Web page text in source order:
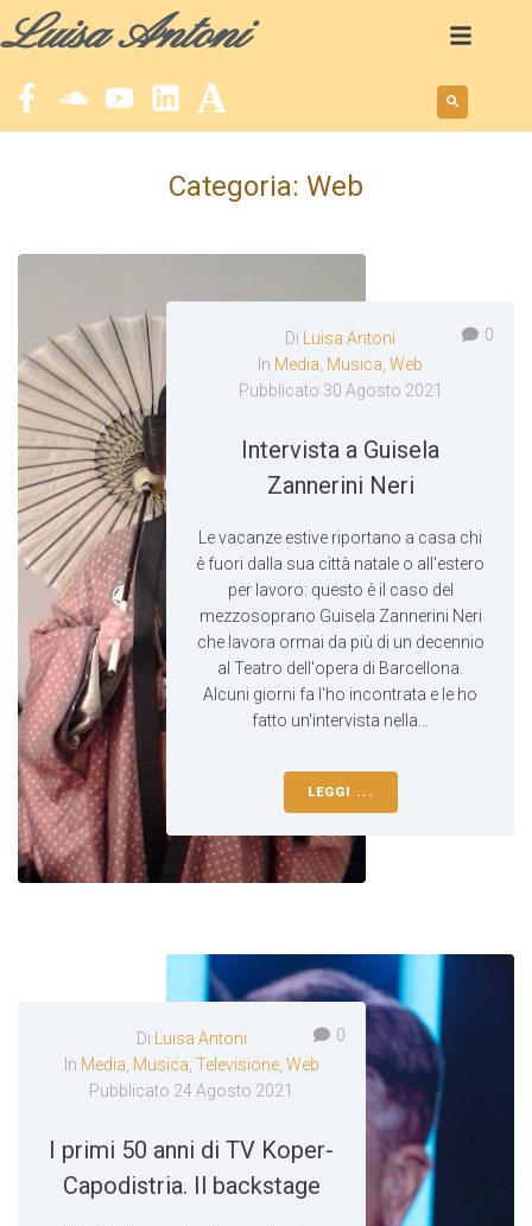
Luisa Antoni
Categoria: Web
0
Di
Luisa Antoni
In Media Musica ,Web
Pubblicato 30 Agosto 2021
Intervista a Guisela
Zannerini Neri
Le vacanze estive riportano a casa chi
è fuori dalla sua città natale o all'estero
per lavoro: questo è il caso del
mezzosoprano Guisela Zannerini Neri
che lavora ormai da più di un decennio
al Teatro dell'opera di Barcellona.
Alcuni giorni fa l'ho incontrata e le ho
fatto un'intervista nella...
LEGGI ...
0
Di
Luisa Antoni
In Media Musica Televisione, Web
Pubblicato 24 Agosto 2021
I primi 50 anni di TV Koper-
Capodistria. Il backstage